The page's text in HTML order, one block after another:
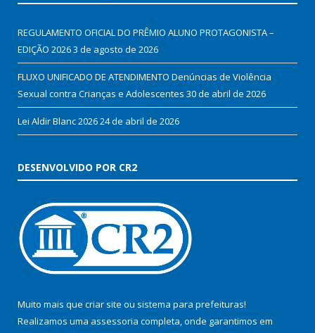
REGULAMENTO OFICIAL DO PRÊMIO ALUNO PROTAGONISTA –
EDIÇÃO 20263 de agosto de 2026
FLUXO UNIFICADO DE ATENDIMENTO Denúncias de Violência
Sexual contra Crianças e Adolescentes 30 de abril de 2026
Lei Aldir Blanc 202624 de abril de 2026
DESENVOLVIDO POR CR2
Muito mais que criar site ou sistema para prefeituras!
Realizamos uma assessoria completa, onde garantimos em